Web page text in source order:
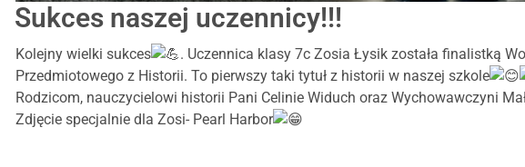
Sukces naszej uczennicy!!!
Kolejny wielki sukces
. Uczennica klasy 7c Zosia Łysik została finalistką
Przedmiotowego z Historii. To pierwszy taki tytuł z historii w naszej szkole
Rodzicom, nauczycielowi historii Pani Celinie Widuch oraz Wychowawczyni
Zdjęcie specjalnie dla Zosi- Pearl Harbor